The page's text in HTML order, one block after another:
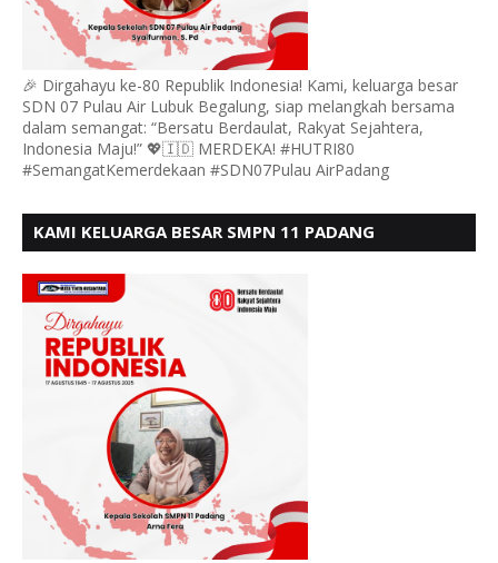
🎉 Dirgahayu ke-80 Republik Indonesia! Kami, keluarga besar
SDN 07 Pulau Air Lubuk Begalung, siap melangkah bersama
dalam semangat: “Bersatu Berdaulat, Rakyat Sejahtera,
Indonesia Maju!” 💖🇮🇩 MERDEKA! #HUTRI80
#SemangatKemerdekaan #SDN07Pulau AirPadang
KAMI KELUARGA BESAR SMPN 11 PADANG
BERDAULAT